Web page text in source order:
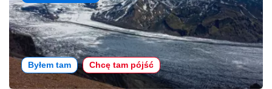
Byłem tam Chcę tam pójść